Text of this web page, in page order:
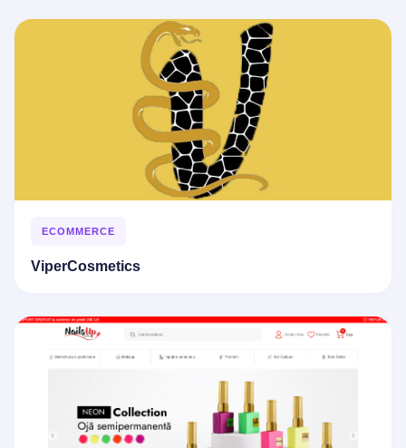
ECOMMERCE
ViperCosmetics